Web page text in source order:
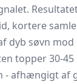
kortere
dyb søvn
topper 30-
- afhængigt af